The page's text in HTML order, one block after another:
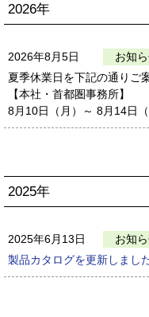
2026年
2026年8月5日
お知
夏季休業日を下記の通りご
【本社・首都圏事務所】
8月10日（月）～ 8月14日（
2025年
2025年6月13日
お知
製品カタログを更新しまし